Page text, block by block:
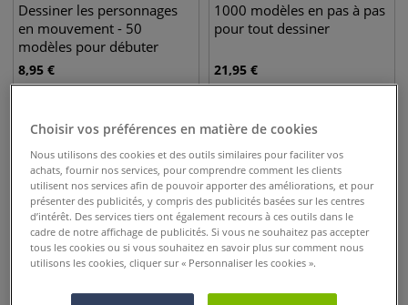
Dessiner les personnages
en mouvement - 50
modèles pour débuter
8,95 €
1000 modèles en pas à pas
pour tout dessiner
21,95 €
Choisir vos préférences en matière de cookies
Nous utilisons des cookies et des outils similaires pour faciliter vos
achats, fournir nos services, pour comprendre comment les clients
utilisent nos services afin de pouvoir apporter des améliorations, et pour
présenter des publicités, y compris des publicités basées sur les centres
d’intérêt. Des services tiers ont également recours à ces outils dans le
cadre de notre affichage de publicités. Si vous ne souhaitez pas accepter
tous les cookies ou si vous souhaitez en savoir plus sur comment nous
utilisons les cookies, cliquer sur « Personnaliser les cookies ».